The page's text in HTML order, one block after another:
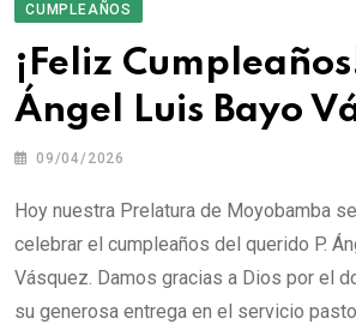
CUMPLEAÑOS
¡Feliz
Ángel Luis Bayo
09/04/2026
Hoy nuestra Prelatura de Moyobamba
celebrar el cumpleaños del querido P.
Vásquez. Damos gracias a Dios por el
su generosa entrega en el servicio